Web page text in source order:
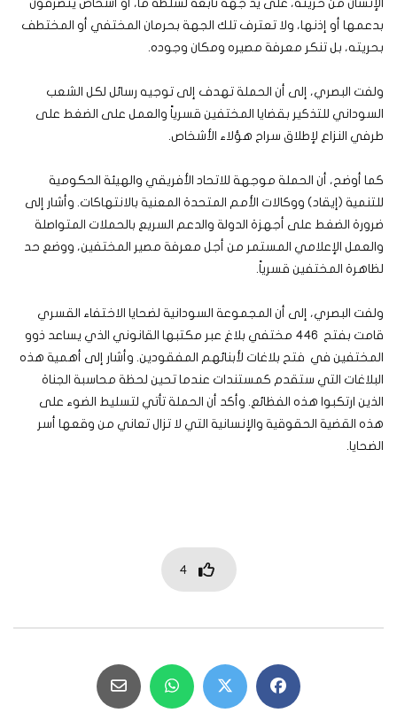
الإنسان من حريته، على يد جهة تابعة لسلطة ما، أو أشخاص يتصرفون
بدعمها أو إذنها، ولا تعترف تلك الجهة بحرمان المختفي أو المختطف
بحريته، بل تنكر معرفة مصيره ومكان وجوده.
ولفت البصري، إلى أن الحملة تهدف إلى توجيه رسائل لكل الشعب
السوداني للتذكير بقضايا المختفين قسرياً والعمل على الضغط على
طرفي النزاع لإطلاق سراح هؤلاء الأشخاص.
كما أوضح، أن الحملة موجهة للاتحاد الأفريقي والهيئة الحكومية
للتنمية (إيقاد) ووكالات الأمم المتحدة المعنية بالانتهاكات. وأشار إلى
ضرورة الضغط على أجهزة الدولة والدعم السريع بالحملات المتواصلة
والعمل الإعلامي المستمر من أجل معرفة مصير المختفين، ووضع حد
لظاهرة المختفين قسرياً.
ولفت البصري، إلى أن المجموعة السودانية لضحايا الاختفاء القسري
قامت بفتح 446 مختفي بلاغ عبر مكتبها القانوني الذي يساعد ذوو
المختفين في فتح بلاغات لأبنائهم المفقودين. وأشار إلى أهمية هذه
البلاغات التي ستقدم كمستندات عندما تحين لحظة محاسبة الجناة
الذين ارتكبوا هذه الفظائع. وأكد أن الحملة تأتي لتسليط الضوء على
هذه القضية الحقوقية والإنسانية التي لا تزال تعاني من وقعها أسر
الضحايا.
4